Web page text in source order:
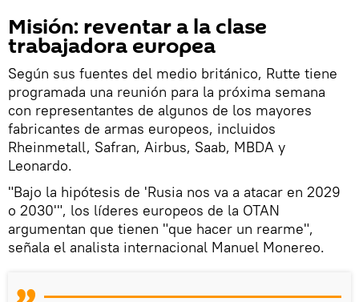
Misión: reventar a la clase
trabajadora europea
Según sus fuentes del medio británico, Rutte tiene
programada una reunión para la próxima semana
con representantes de algunos de los mayores
fabricantes de armas europeos, incluidos
Rheinmetall, Safran, Airbus, Saab, MBDA y
Leonardo.
"Bajo la hipótesis de 'Rusia nos va a atacar en 2029
o 2030'", los líderes europeos de la OTAN
argumentan que tienen "que hacer un rearme",
señala el analista internacional Manuel Monereo.